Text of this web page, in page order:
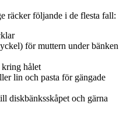
räcker följande i de flesta fall:
för muttern under bänken
hålet
lin och pasta för gängade
diskbänksskåpet och gärna